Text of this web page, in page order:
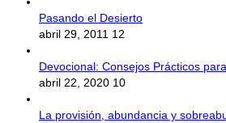
Pasando el Desierto
abril 29, 2011 12
Devocional: Consejos Prácticos
abril 22, 2020 10
La provisión, abundancia y